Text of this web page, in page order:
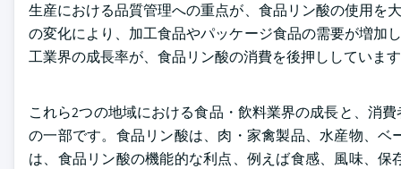
生産における品質管理への重点が、食品リン酸の使用を
の変化により、加工食品やパッケージ食品の需要が増加
工業界の成長率が、食品リン酸の消費を後押ししています
これら2つの地域における食品・飲料業界の成長と、消
の一部です。食品リン酸は、肉・家禽製品、水産物、
は、食品リン酸の機能的な利点、例えば食感、風味、